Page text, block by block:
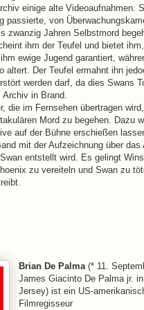
einige alte Videoaufnahmen.
passierte, von
zwanzig Jahren Selbstmord
ihm der Teufel und bietet
ewige Jugend garantiert,
altert. Der Teufel ermahnt ihn
werden darf, da dies Swans
in Brand.
die im Fernsehen übertragen
Mord zu begehen. Dazu
auf der Bühne erschießen
mit der Aufzeichnung über
entstellt wird. Es gelingt
zu vereiteln und Swan zu
Brian De Palma(* 11.
James Giacinto De Palma jr.
Jersey) ist ein US-
Filmregisseur